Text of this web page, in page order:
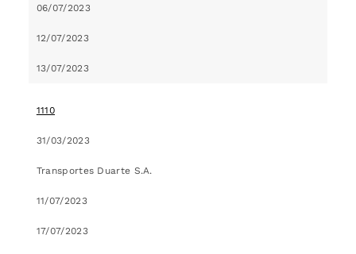
06/07/2023
12/07/2023
13/07/2023
1110
31/03/2023
Transportes Duarte S.A.
11/07/2023
17/07/2023